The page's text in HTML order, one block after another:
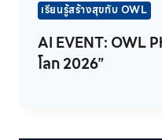
เรียนรู้สร้างสุขกับ OWL
AI EVENT: OWL
โลก 2026”